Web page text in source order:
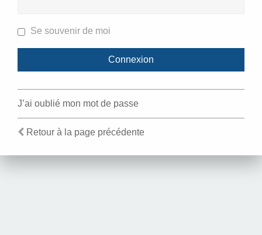
Se souvenir de moi
J’ai oublié mon mot de passe
Retour à la page précédente